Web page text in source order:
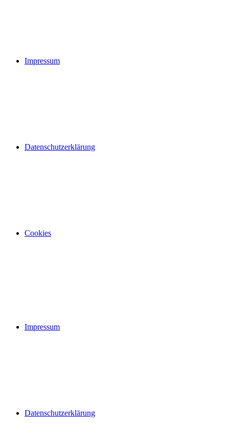
Impressum
Datenschutzerklärung
Cookies
Impressum
Datenschutzerklärung